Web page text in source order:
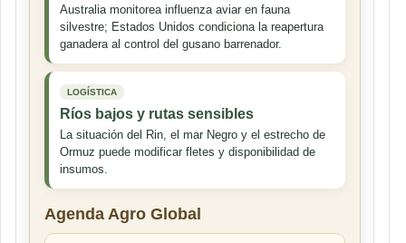
Australia monitorea influenza aviar en fauna
silvestre; Estados Unidos condiciona la reapertura
ganadera al control del gusano barrenador.
LOGÍSTICA
Ríos bajos y rutas sensibles
La situación del Rin, el mar Negro y el estrecho de
Ormuz puede modificar fletes y disponibilidad de
insumos.
Agenda Agro Global